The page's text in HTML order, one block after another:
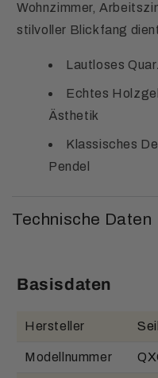
Wohnzimmer,
stilvoller Blickfang
Lautloses
Echtes
Ästhetik
Klassisches
Pendel
Technische Daten
Basisdaten
Hersteller
Modellnummer